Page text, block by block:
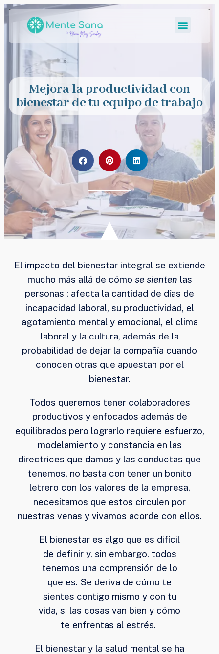
Mejora la productividad con
bienestar de tu equipo de trabajo
El impacto del bienestar integral se extiende
mucho más allá de cómo se sienten las
personas : afecta la cantidad de días de
incapacidad laboral, su productividad, el
agotamiento mental y emocional, el clima
laboral y la cultura, además de la
probabilidad de dejar la compañía cuando
conocen otras que apuestan por el
bienestar.
Todos queremos tener colaboradores
productivos y enfocados además de
equilibrados pero lograrlo requiere esfuerzo,
modelamiento y constancia en las
directrices que damos y las conductas que
tenemos, no basta con tener un bonito
letrero con los valores de la empresa,
necesitamos que estos circulen por
nuestras venas y vivamos acorde con ellos.
El bienestar es algo que es difícil
de definir y, sin embargo, todos
tenemos una comprensión de lo
que es. Se deriva de cómo te
sientes contigo mismo y con tu
vida, si las cosas van bien y cómo
te enfrentas al estrés.
El bienestar y la salud mental se ha